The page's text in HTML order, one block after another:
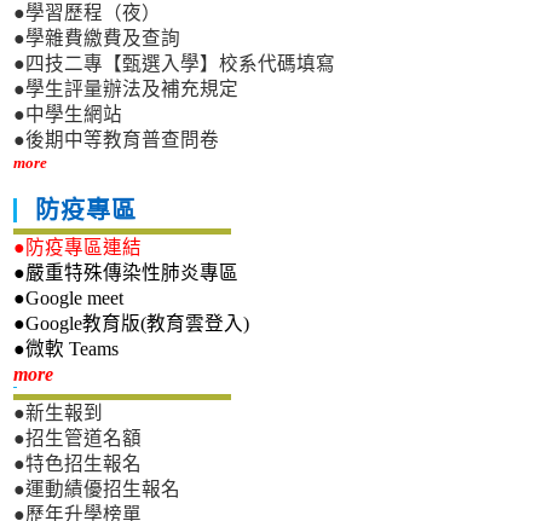
●學習歷程（夜）
●學雜費繳費及查詢
●四技二專【甄選入學】校系代碼填寫
●學生評量辦法及補充規定
●中學生網站
●後期中等教育普查問卷
more
防疫專區
●防疫專區連結
●嚴重特殊傳染性肺炎專區
●Google meet
●Google教育版(教育雲登入)
●微軟 Teams
more新生專區
●新生報到
●招生管道名額
●特色招生報名
●運動績優招生報名
●歷年升學榜單